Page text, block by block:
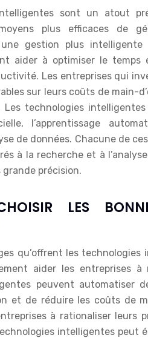
sont un atout
plus efficaces de
gestion plus
aider à optimiser le
Les entreprises qui
sur leurs coûts de
technologies
l’apprentissage
de données. Chacune de
à la recherche et à
précision.
LES
qu’offrent les
aider les entreprises
peuvent automatiser
et de réduire les coûts de
à rationaliser leurs
intelligentes peut